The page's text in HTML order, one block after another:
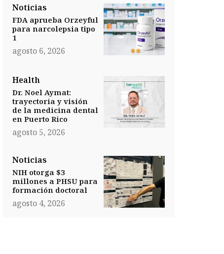
Noticias
FDA aprueba Orzeyful
para narcolepsia tipo
1
agosto 6, 2026
Health
Dr. Noel Aymat:
trayectoria y visión
de la medicina dental
en Puerto Rico
agosto 5, 2026
Noticias
NIH otorga $3
millones a PHSU para
formación doctoral
agosto 4, 2026